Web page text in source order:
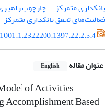
بانکداری متمرکز
چارچوب
فعالیت‌های تحقق بانکداری متمرکز
عنوان مقاله English
of Activities
Accomplishment Based